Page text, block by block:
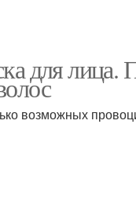
для
возможных